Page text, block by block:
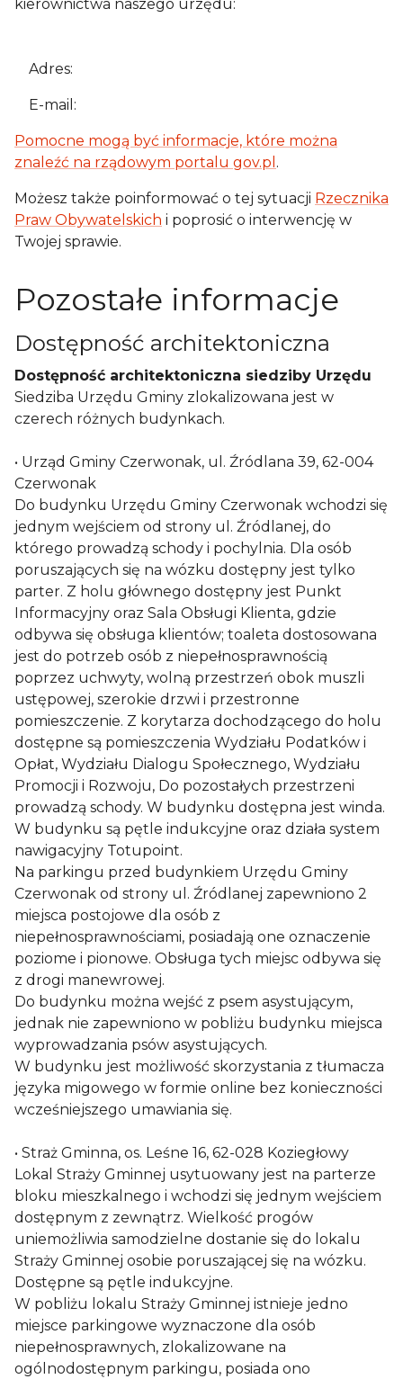
kierownictwa naszego urzędu:
Adres:
E-mail:
Pomocne mogą być informacje, które można
znaleźć na rządowym portalu gov.pl .
Możesz także poinformować o tej sytuacji Rzecznika
Praw Obywatelskich i poprosić o interwencję w
Twojej sprawie.
Pozostałe informacje
Dostępność architektoniczna
Dostępność architektoniczna siedziby Urzędu
Siedziba Urzędu Gminy zlokalizowana jest w
czerech różnych budynkach.
• Urząd Gminy Czerwonak, ul. Źródlana 39, 62-004
Czerwonak
Do budynku Urzędu Gminy Czerwonak wchodzi się
jednym wejściem od strony ul. Źródlanej, do
którego prowadzą schody i pochylnia. Dla osób
poruszających się na wózku dostępny jest tylko
parter. Z holu głównego dostępny jest Punkt
Informacyjny oraz Sala Obsługi Klienta, gdzie
odbywa się obsługa klientów; toaleta dostosowana
jest do potrzeb osób z niepełnosprawnością
poprzez uchwyty, wolną przestrzeń obok muszli
ustępowej, szerokie drzwi i przestronne
pomieszczenie. Z korytarza dochodzącego do holu
dostępne są pomieszczenia Wydziału Podatków i
Opłat, Wydziału Dialogu Społecznego, Wydziału
Promocji i Rozwoju, Do pozostałych przestrzeni
prowadzą schody. W budynku dostępna jest winda.
W budynku są pętle indukcyjne oraz działa system
nawigacyjny Totupoint.
Na parkingu przed budynkiem Urzędu Gminy
Czerwonak od strony ul. Źródlanej zapewniono 2
miejsca postojowe dla osób z
niepełnosprawnościami, posiadają one oznaczenie
poziome i pionowe. Obsługa tych miejsc odbywa się
z drogi manewrowej.
Do budynku można wejść z psem asystującym,
jednak nie zapewniono w pobliżu budynku miejsca
wyprowadzania psów asystujących.
W budynku jest możliwość skorzystania z tłumacza
języka migowego w formie online bez konieczności
wcześniejszego umawiania się.
• Straż Gminna, os. Leśne 16, 62-028 Koziegłowy
Lokal Straży Gminnej usytuowany jest na parterze
bloku mieszkalnego i wchodzi się jednym wejściem
dostępnym z zewnątrz. Wielkość progów
uniemożliwia samodzielne dostanie się do lokalu
Straży Gminnej osobie poruszającej się na wózku.
Dostępne są pętle indukcyjne.
W pobliżu lokalu Straży Gminnej istnieje jedno
miejsce parkingowe wyznaczone dla osób
niepełnosprawnych, zlokalizowane na
ogólnodostępnym parkingu, posiada ono